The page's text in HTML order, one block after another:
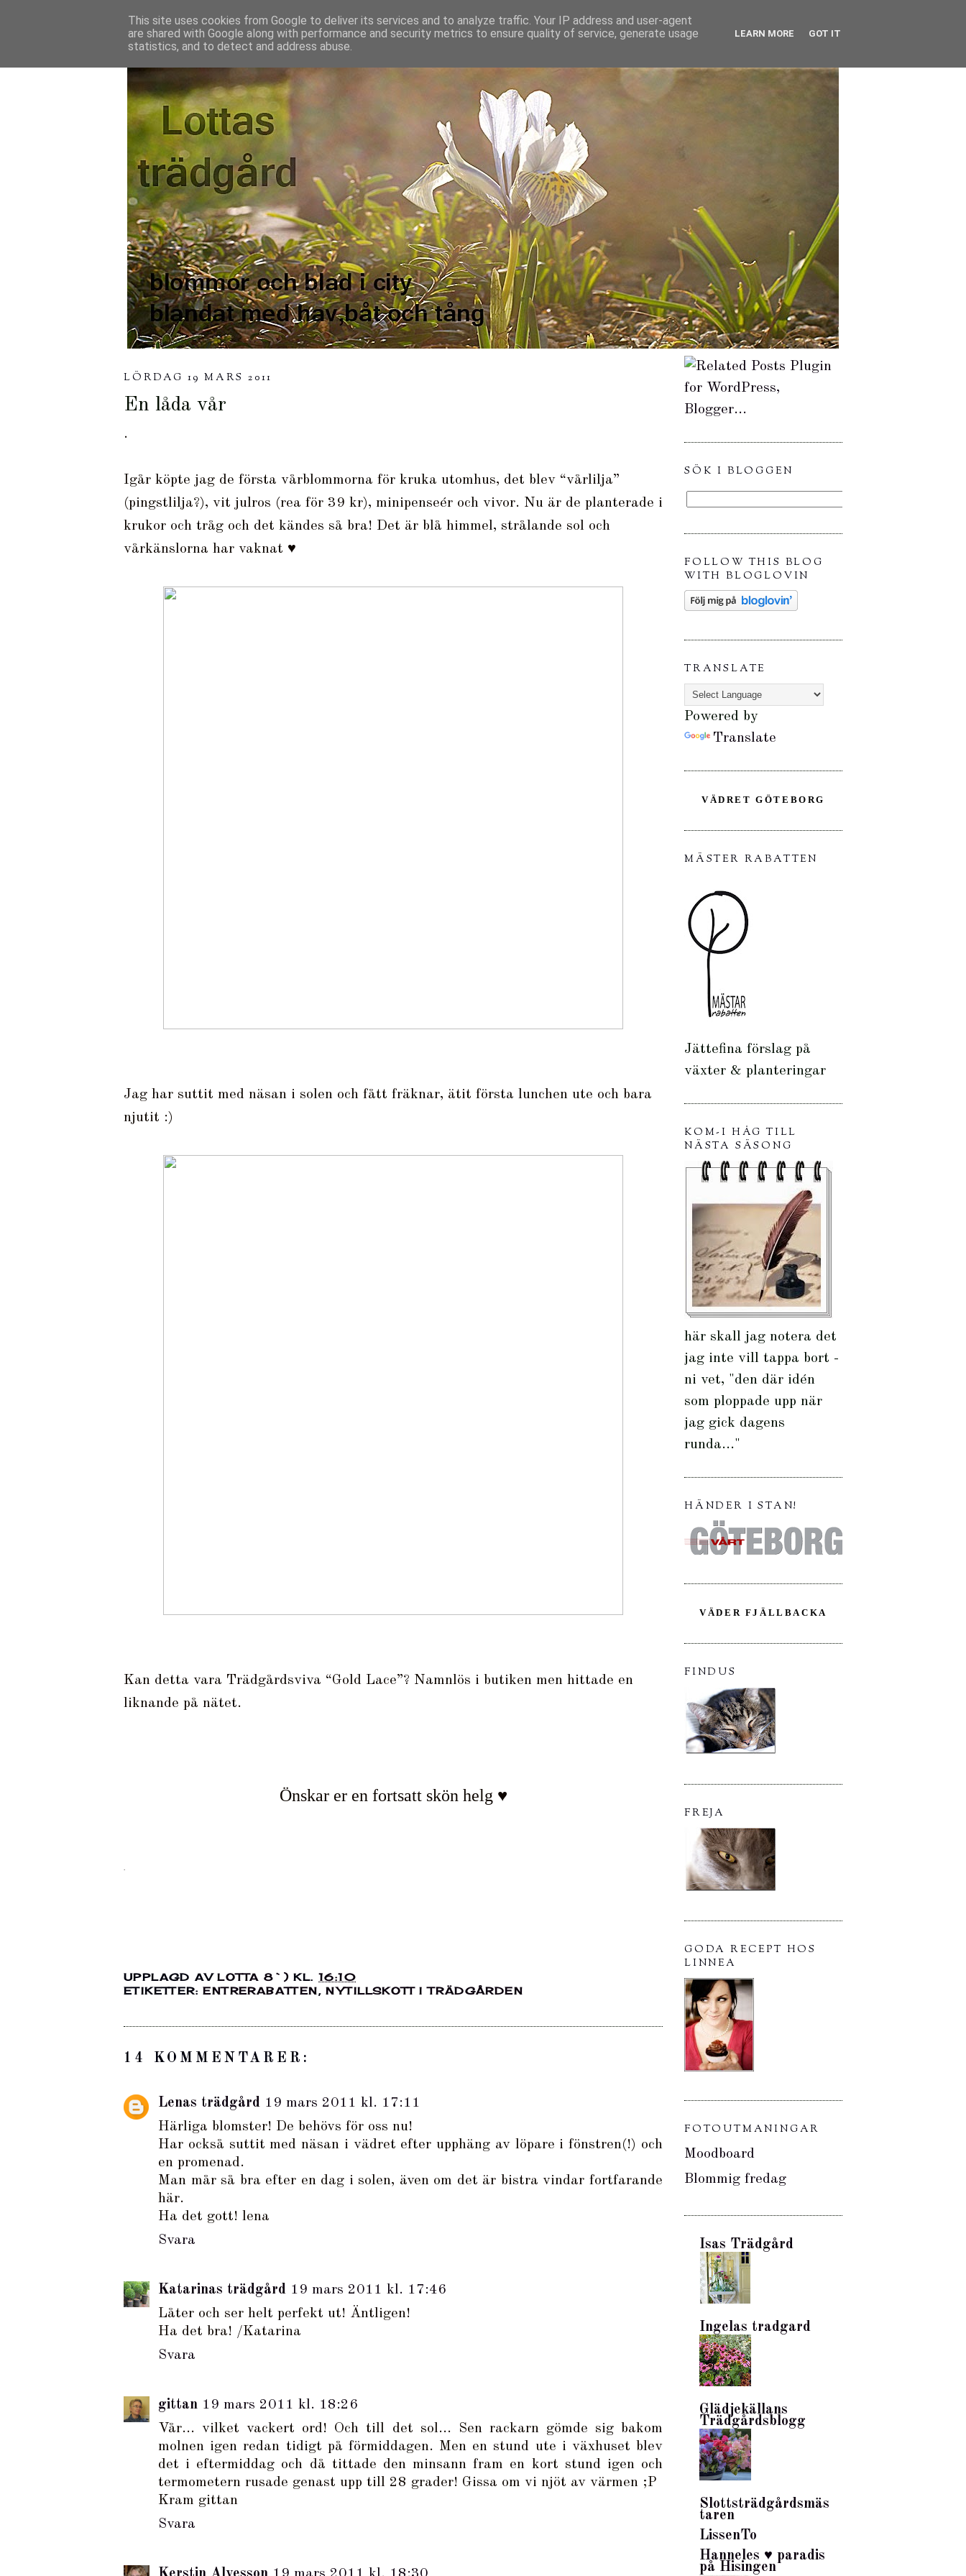
LÖRDAG 19 MARS 2011
En låda vår
.
Igår köpte jag de första vårblommorna för kruka utomhus, det blev “vårlilja”
(pingstlilja?), vit julros (rea för 39 kr), minipenseér och vivor. Nu är de planterade i
krukor och tråg och det kändes så bra! Det är blå himmel, strålande sol och
vårkänslorna har vaknat ♥
Jag har suttit med näsan i solen och fått fräknar, ätit första lunchen ute och bara
njutit :)
Kan detta vara Trädgårdsviva “Gold Lace”? Namnlös i butiken men hittade en
liknande på nätet.
Önskar er en fortsatt skön helg ♥
.
UPPLAGD AVLOTTA 8`)KL.16:10
ETIKETTER:ENTRERABATTEN,NYTILLSKOTT I TRÄDGÅRDEN
14 KOMMENTARER:
Lenas trädgård 19 mars 2011 kl. 17:11
Härliga blomster! De behövs för oss nu!
Har också suttit med näsan i vädret efter upphäng av löpare i fönstren(!) och
en promenad.
Man mår så bra efter en dag i solen, även om det är bistra vindar fortfarande
här.
Ha det gott! lena
Svara
Katarinas trädgård 19 mars 2011 kl. 17:46
Låter och ser helt perfekt ut! Äntligen!
Ha det bra! /Katarina
Svara
gittan 19 mars 2011 kl. 18:26
Vår... vilket vackert ord! Och till det sol... Sen rackarn gömde sig bakom
molnen igen redan tidigt på förmiddagen. Men en stund ute i växhuset blev
det i eftermiddag och då tittade den minsann fram en kort stund igen och
termometern rusade genast upp till 28 grader! Gissa om vi njöt av värmen ;P
Kram gittan
Svara
SÖK I BLOGGEN
FOLLOW THIS BLOG
WITH BLOGLOVIN
TRANSLATE
Powered by
Translate
VÄDRET GÖTEBORG
MÄSTER RABATTEN
Jättefina förslag på
växter & planteringar
KOM-I HÅG TILL
NÄSTA SÄSONG
här skall jag notera det
jag inte vill tappa bort -
ni vet, "den där idén
som ploppade upp när
jag gick dagens
runda..."
HÄNDER I STAN!
VÄDER FJÄLLBACKA
FINDUS
FREJA
GODA RECEPT HOS
LINNEA
FOTOUTMANINGAR
Moodboard
Blommig fredag
Isas Trädgård
Ingelas tradgard
Glädjekällans
Trädgårdsblogg
Slottsträdgårdsmäs
taren
LissenTo
Hanneles ♥ paradis
på Hisingen
This site uses cookies from Google to deliver its services and to analyze traffic. Your IP address and user-agent
are shared with Google along with performance and security metrics to ensure quality of service, generate usage
statistics, and to detect and address abuse.
LEARN MORE GOT IT